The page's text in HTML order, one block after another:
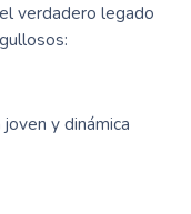
verdadero legado
y dinámica